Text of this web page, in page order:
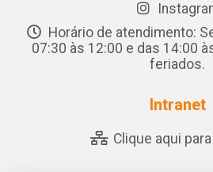
Horário de atendimento:
07:30 às 12:00 e das 14:00
feriados.
Intranet
Clique aqui